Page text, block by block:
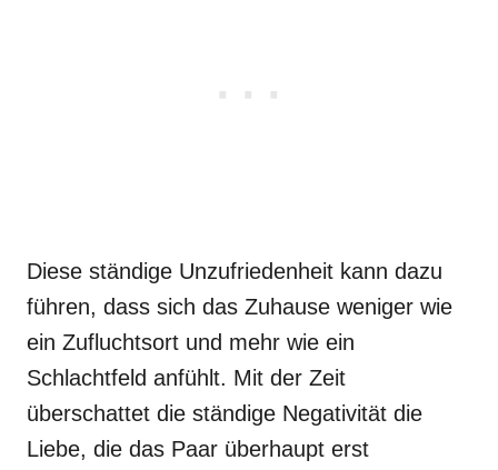
Diese ständige Unzufriedenheit kann dazu
führen, dass sich das Zuhause weniger wie
ein Zufluchtsort und mehr wie ein
Schlachtfeld anfühlt. Mit der Zeit
überschattet die ständige Negativität die
Liebe, die das Paar überhaupt erst